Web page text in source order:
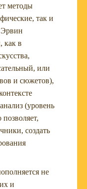
методы
так и
как в
или
и сюжетов),
(уровень
создать
не
и